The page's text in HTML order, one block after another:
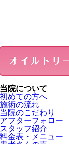
当院について
初めての方へ
施術の流れ
当院のこだわり
アフターフォロー
スタッフ紹介
料金表・メニュー